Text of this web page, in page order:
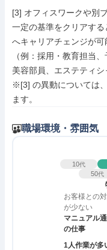
[3] オフィスワークや別
一定の基準をクリアす
へキャリアチェンジが可
（例：採用・教育担当
美容部員、エステティシ
※[3] の異動については
ます。
職場環境・雰囲気
10代
50代
お客様との
が少ない
マニュアル
の仕事
1人作業が多